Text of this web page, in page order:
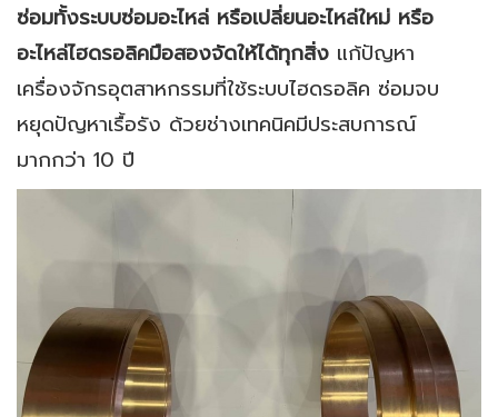
ซ่อมทั้งระบบซ่อมอะไหล่ หรือเปลี่ยนอะไหล่ใหม่ หรือ
อะไหล่ไฮดรอลิคมือสองจัดให้ได้ทุกสิ่ง แก้ปัญหา
เครื่องจักรอุตสาหกรรมที่ใช้ระบบไฮดรอลิค ซ่อมจบ
หยุดปัญหาเรื้อรัง ด้วยช่างเทคนิคมีประสบการณ์
มากกว่า 10 ปี